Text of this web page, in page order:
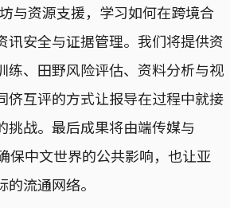
与资源支援，学习如何在跨境合
讯安全与证据管理。我们将提供资
练、田野风险评估、资料分析与视
侪互评的方式让报导在过程中就接
战。最后成果将由端传媒与
保中文世界的公共影响，也让亚
流通网络。